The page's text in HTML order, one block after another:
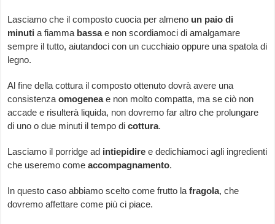
Lasciamo che il composto cuocia per almeno un paio di
minuti a fiamma bassae non scordiamoci di amalgamare
sempre il tutto, aiutandoci con un cucchiaio oppure una spatola di
legno.
Al fine della cottura il composto ottenuto dovrà avere una
consistenzaomogeneae non molto compatta, ma se ciò non
accade e risulterà liquida, non dovremo far altro che prolungare
di uno o due minuti il tempo dicottura.
Lasciamo il porridge ad intiepidire e dedichiamoci agli ingredienti
che useremo comeaccompagnamento.
In questo caso abbiamo scelto come frutto lafragola, che
dovremo affettare come più ci piace.